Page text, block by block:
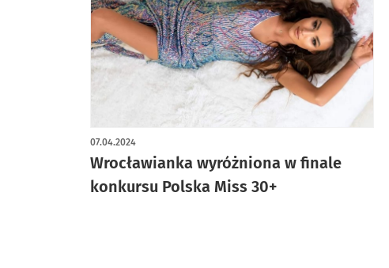
Wrocławianka wyróżniona w finale
konkursu Polska Miss 30+
07.04.2024